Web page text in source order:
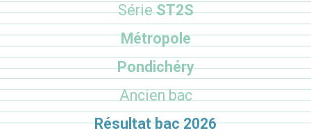
SérieST2S
Métropole
Pondichéry
Ancien bac
Résultat bac 2026